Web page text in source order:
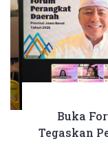
Buka
Tegaskan